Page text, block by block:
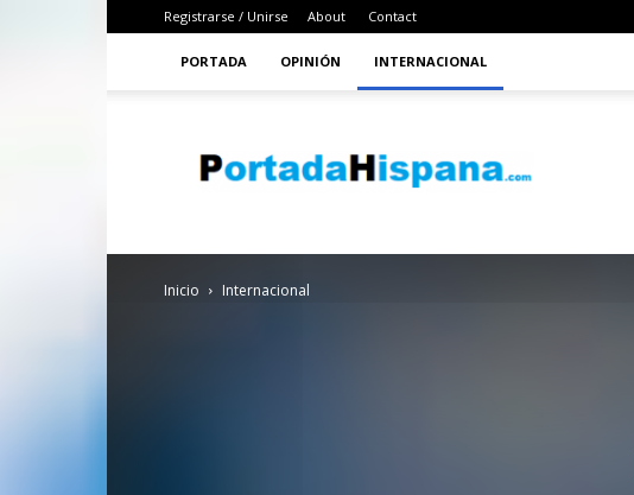
Registrarse / Unirse About Contact
PORTADA OPINIÓN INTERNACIONAL
Inicio Internacional